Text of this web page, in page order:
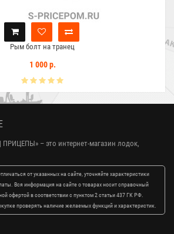
Рым болт на транец
1 000 р.
ПРИЦЕПЫ» – это интернет-магазин лодок,
от указанных на сайте, уточняйте характеристики
Вся информация на сайте о товарах носит справочный
офертой в соответствии с пунктом 2 статьи 437 ГК РФ.
проверять наличие желаемых функций и характеристик.